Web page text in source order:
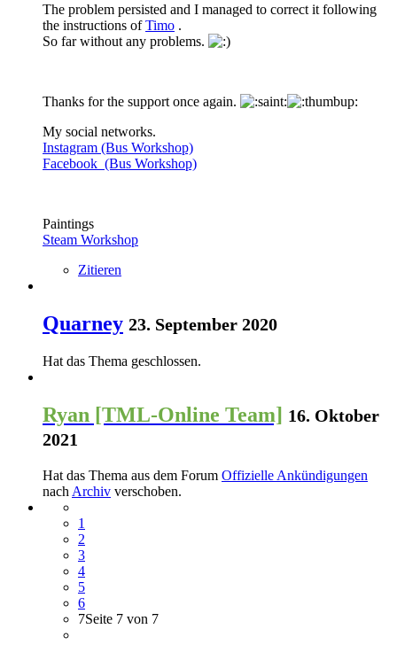
The problem persisted and I managed to correct it following
the instructions ofTimo .
So far without any problems.
Thanks for the support once again.
My social networks.
Instagram (Bus Workshop)
Facebook (Bus Workshop)
Paintings
Steam Workshop
Zitieren
Quarney 23. September 2020
Hat das Thema geschlossen.
Ryan [TML-Online Team] 16. Oktober
2021
Hat das Thema aus dem Forum Offizielle Ankündigungen
nachArchiv verschoben.
1
2
3
4
5
6
7Seite 7 von 7